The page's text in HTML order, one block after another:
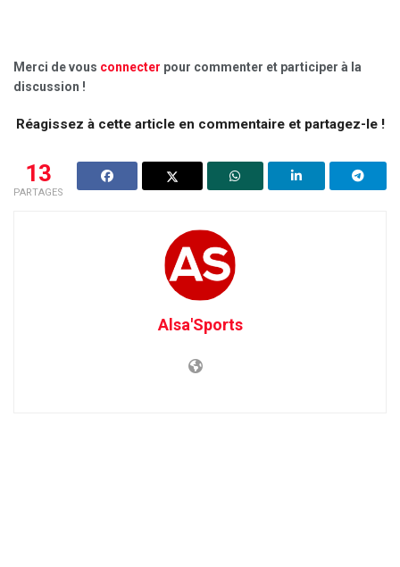
Merci de vous connecter pour commenter et participer à la
discussion !
Réagissez à cette article en commentaire et partagez-le !
13
PARTAGES
Alsa'Sports